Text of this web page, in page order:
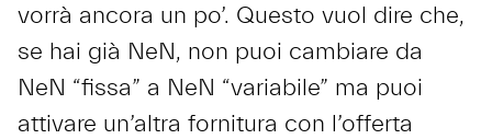
vorrà ancora un po’. Questo vuol dire che,
se hai già NeN, non puoi cambiare da
NeN “fissa” a NeN “variabile” ma puoi
attivare un’altra fornitura con l’offerta